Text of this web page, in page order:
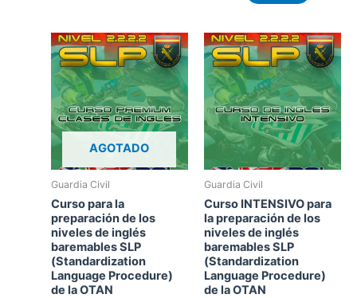
AGOTADO
Guardia Civil
Curso para la
preparación de los
niveles de inglés
baremables SLP
(Standardization
Language Procedure)
de la OTAN
Guardia Civil
Curso INTENSIVO para
la preparación de los
niveles de inglés
baremables SLP
(Standardization
Language Procedure)
de la OTAN